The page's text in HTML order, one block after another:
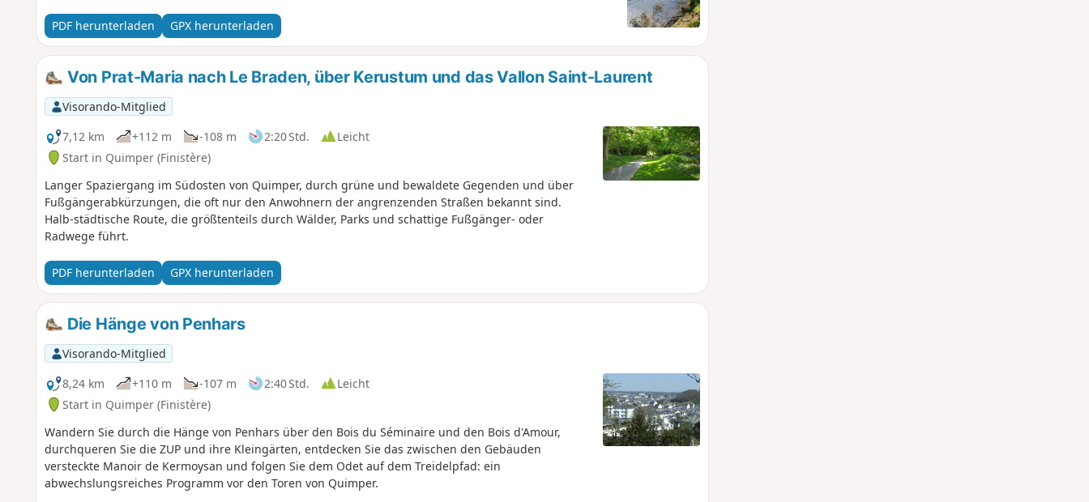
PDF herunterladen GPX herunterladen
Von Prat-Maria nach Le Braden, über Kerustum und das Vallon Saint-Laurent
Visorando-Mitglied
7,12 km
+112 m -108 m 2:20 Std.
Leicht
Start in Quimper (Finistère)
Langer Spaziergang im Südosten von Quimper, durch grüne und bewaldete Gegenden und über
Fußgängerabkürzungen, die oft nur den Anwohnern der angrenzenden Straßen bekannt sind.
Halb-städtische Route, die größtenteils durch Wälder, Parks und schattige Fußgänger- oder
Radwege führt.
PDF herunterladen GPX herunterladen
Die Hänge von Penhars
Visorando-Mitglied
8,24 km
+110 m -107 m 2:40 Std.
Leicht
Start in Quimper (Finistère)
Wandern Sie durch die Hänge von Penhars über den Bois du Séminaire und den Bois d'Amour,
durchqueren Sie die ZUP und ihre Kleingärten, entdecken Sie das zwischen den Gebäuden
versteckte Manoir de Kermoysan und folgen Sie dem Odet auf dem Treidelpfad: ein
abwechslungsreiches Programm vor den Toren von Quimper.